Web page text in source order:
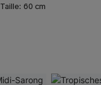
Taille: 60 cm